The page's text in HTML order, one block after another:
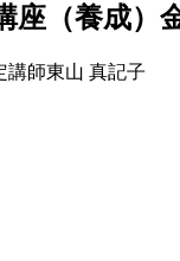
座（養成）
講師東山 真記子